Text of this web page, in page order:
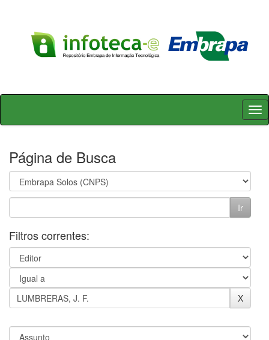
Skip
Página de Busca
Filtros correntes: